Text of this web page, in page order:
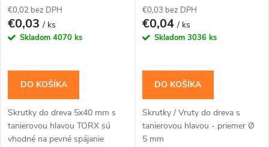
€0,02 bez DPH
€0,03/ ks
Skladom 4070 ks
DO KOŠÍKA
Skrutky do dreva 5x40 mm s
tanierovou hlavou TORX sú
vhodné na pevné spájanie
€0,03 bez DPH
€0,04/ ks
Skladom 3036 ks
DO KOŠÍKA
Skrutky / Vruty do dreva s
tanierovou hlavou - priemer Ø
5 mm